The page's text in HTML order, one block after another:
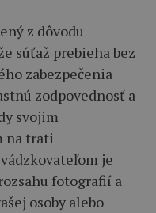
z dôvodu
súťaž prebieha bez
zabezpečenia
zodpovednosť a
svojim
na trati
je
fotografií a
osoby alebo